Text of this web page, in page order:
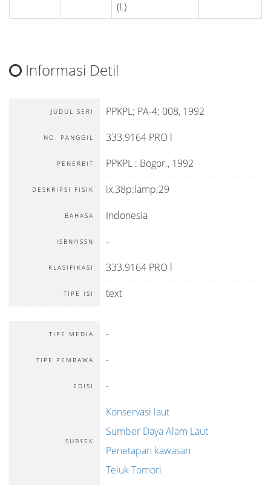
(L)
Informasi Detil
JUDUL SERI PPKPL; PA-4; 008, 1992
NO. PANGGIL 333.9164 PRO l
PENERBIT PPKPL : Bogor., 1992
DESKRIPSI FISIK ix,38p:lamp;29
BAHASA Indonesia
ISBN/ISSN -
KLASIFIKASI 333.9164 PRO l
TIPE ISI text
TIPE MEDIA -
TIPE PEMBAWA -
EDISI -
SUBYEK
Konservasi laut
Sumber Daya Alam Laut
Penetapan kawasan
Teluk Tomori